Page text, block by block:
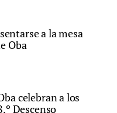
a la mesa
Oba
celebran a los
Descenso